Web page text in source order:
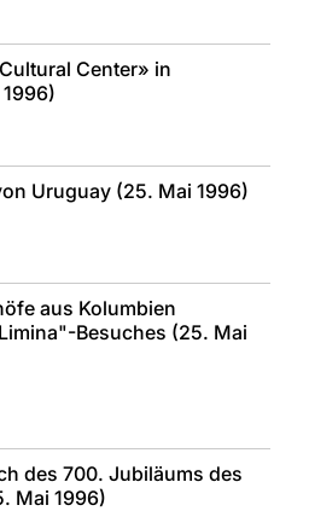
Center» in
Uruguay (25. Mai 1996)
aus Kolumbien
Besuches (25. Mai
des 700. Jubiläums des
Mai 1996)